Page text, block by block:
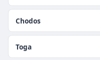
Chodos
Toga